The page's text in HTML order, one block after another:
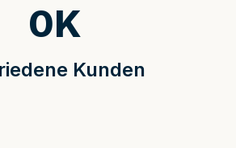
Kunden
0K